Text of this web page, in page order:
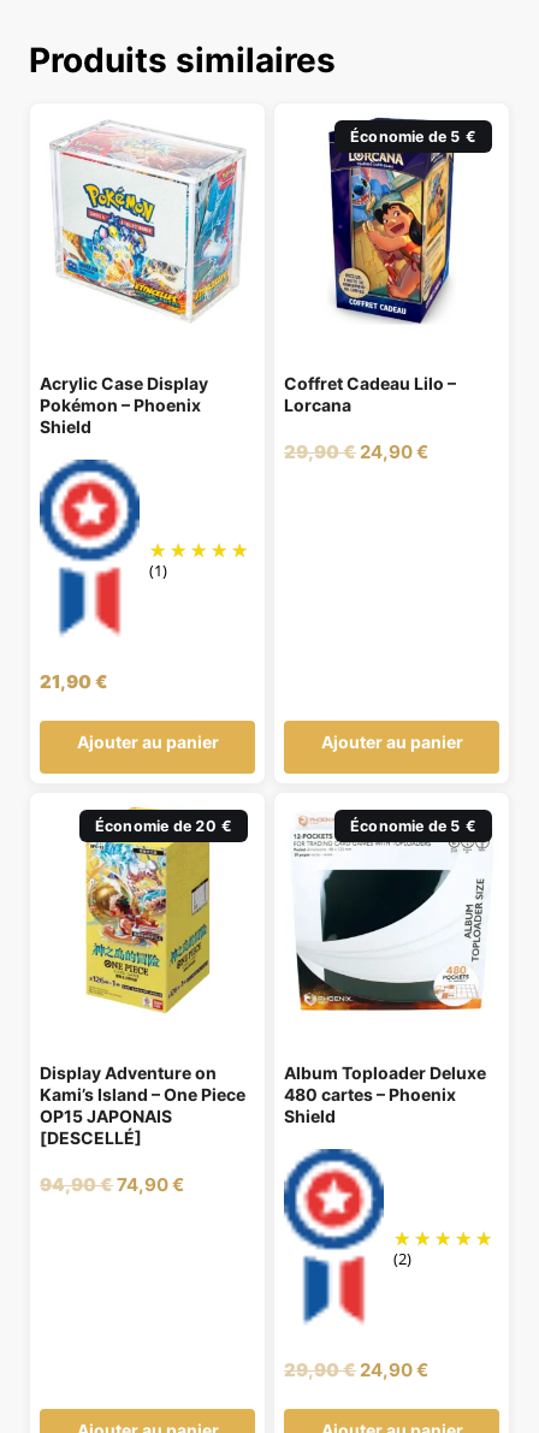
Produits similaires
Acrylic Case Display
Pokémon – Phoenix
Shield
(1)
21,90€
Ajouter au panier
Économie de 5 €
Coffret Cadeau Lilo –
Lorcana
29,90€ Le
24,90€Le
Ajouter au panier
Économie de 20 €
Display Adventure on
Kami’s Island – One Piece
OP15 JAPONAIS
[DESCELLÉ]
94,90€Le
74,90€Le
Économie de 5 €
Album Toploader Deluxe
480 cartes – Phoenix
Shield
(2)
29,90€ Le
initial
24,90€Le
actuel